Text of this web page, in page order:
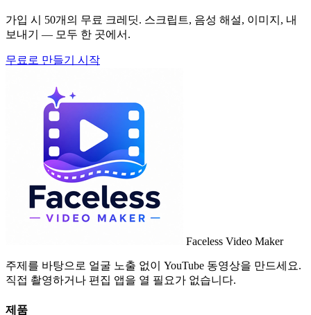
가입 시 50개의 무료 크레딧. 스크립트, 음성 해설, 이미지, 내
보내기 — 모두 한 곳에서.
무료로 만들기 시작
Faceless Video Maker
주제를 바탕으로 얼굴 노출 없이 YouTube 동영상을 만드세요.
직접 촬영하거나 편집 앱을 열 필요가 없습니다.
제품